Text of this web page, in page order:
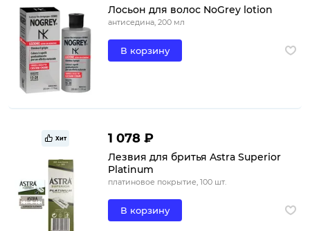
Лосьон для волос NoGrey lotion
антиседина, 200 мл
В корзину
Хит 1 078 ₽
Лезвия для бритья Astra Superior
Platinum
платиновое покрытие, 100 шт.
В корзину